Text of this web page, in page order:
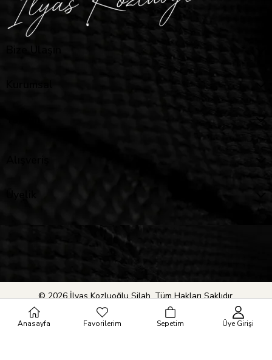
© 2026 İlyas Kozluoğlu Silah. Tüm Hakları Saklıdır.
Anasayfa Favorilerim Sepetim Üye Girişi